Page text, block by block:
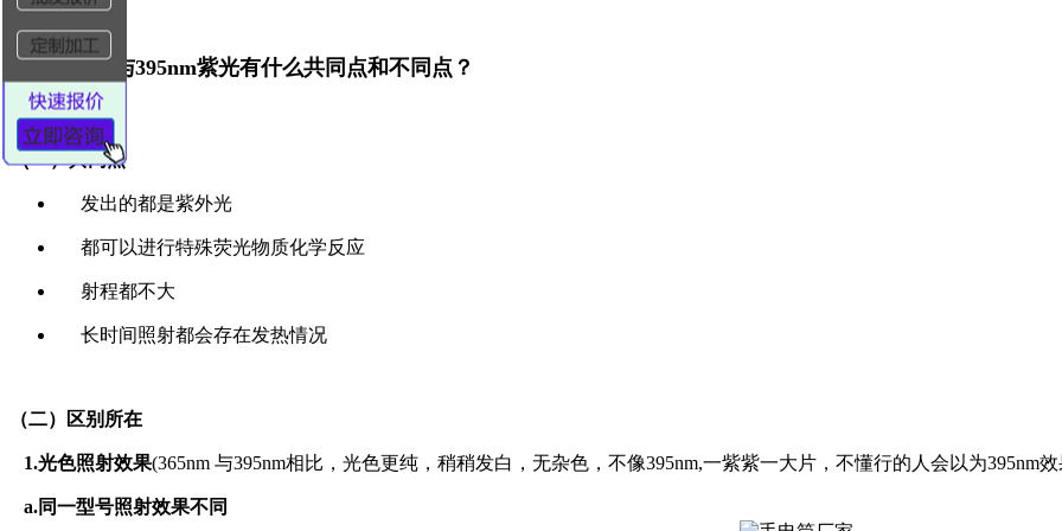
三、365nm与395nm紫光有什么共同点和不同点？
（一）共同点
发出的都是紫外光
都可以进行特殊荧光物质化学反应
射程都不大
长时间照射都会存在发热情况
（二）区别所在
1.光色照射效果(365nm 与395nm相比，光色更纯，稍稍发白，无杂色，不像395nm,一紫紫一大片，不懂行的人会以为395nm
a.同一型号照射效果不同